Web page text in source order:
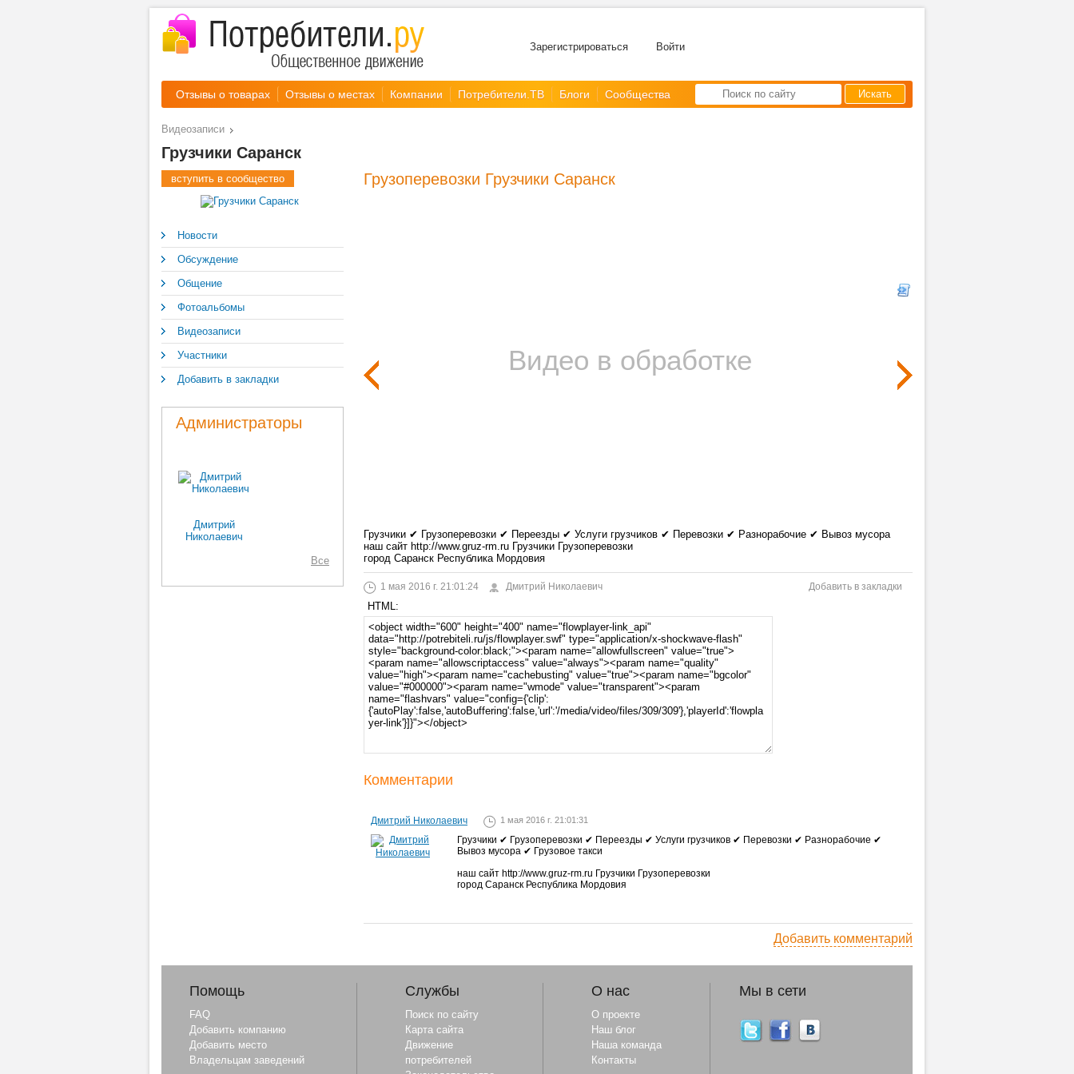
Зарегистрироваться Войти
Отзывы о товарах Отзывы о местах Компании Потребители.ТВ Блоги Сообщества Искать
Видеозаписи
Грузчики Саранск
вступить в сообщество
Новости
Обсуждение
Общение
Фотоальбомы
Видеозаписи
Участники
Добавить в закладки
Администраторы
Дмитрий
Николаевич
Все
Грузоперевозки Грузчики Саранск
Видео в обработке
Грузчики ✔ Грузоперевозки ✔ Переезды ✔ Услуги грузчиков ✔ Перевозки ✔ Разнорабочие ✔ Вывоз мусора
наш сайт http://www.gruz-rm.ru Грузчики Грузоперевозки
город Саранск Республика Мордовия
1 мая 2016 г. 21:01:24 Дмитрий Николаевич Добавить в закладки
HTML:
Комментарии
Дмитрий Николаевич 1 мая 2016 г. 21:01:31
Грузчики ✔ Грузоперевозки ✔ Переезды ✔ Услуги грузчиков ✔ Перевозки ✔ Разнорабочие ✔
Вывоз мусора ✔ Грузовое такси
наш сайт http://www.gruz-rm.ru Грузчики Грузоперевозки
город Саранск Республика Мордовия
Добавить комментарий
Помощь
FAQ
Добавить компанию
Добавить место
Владельцам заведений
Службы
Поиск по сайту
Карта сайта
Движение
потребителей
О нас
О проекте
Наш блог
Наша команда
Контакты
Мы в сети